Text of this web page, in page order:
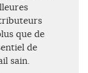
que de
de
sain.